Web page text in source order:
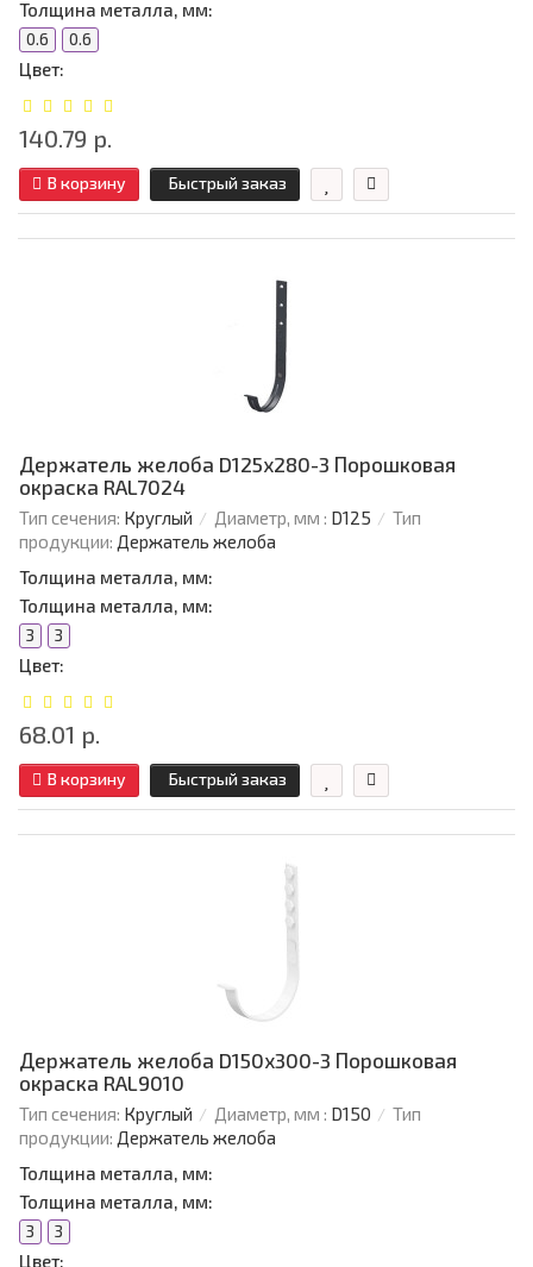
Толщина металла, мм:
0.6 0.6
Цвет:
140.79 р.
В корзину Быстрый заказ
Держатель желоба D125х280-3 Порошковая
окраска RAL7024
Тип сечения: Круглый Диаметр, мм : D125
Тип
продукции: Держатель желоба
Толщина металла, мм:
Толщина металла, мм:
3 3
Цвет:
68.01 р.
В корзину Быстрый заказ
Держатель желоба D150х300-3 Порошковая
окраска RAL9010
Тип сечения: Круглый Диаметр, мм : D150
Тип
продукции: Держатель желоба
Толщина металла, мм:
Толщина металла, мм:
3 3
Цвет: